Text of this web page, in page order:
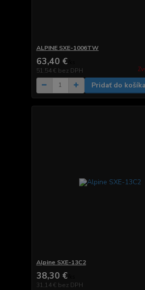
ALPINE SXE-1006TW
63,40 €
51,54 € bez DPH
Pridať do košíka
Alpine SXE-13C2
38,30 €
31,14 € bez DPH